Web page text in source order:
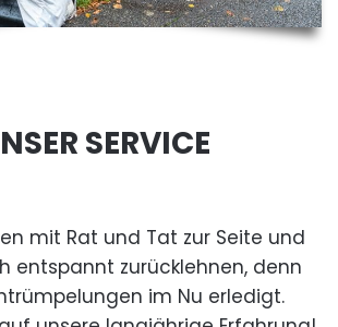
SERVICE
mit Rat und Tat zur Seite und
entspannt zurücklehnen, denn
im Nu erledigt.